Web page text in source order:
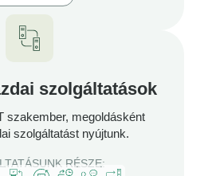
szolgáltatások
szakember, megoldásként
szolgáltatást nyújtunk.
RÉSZE: